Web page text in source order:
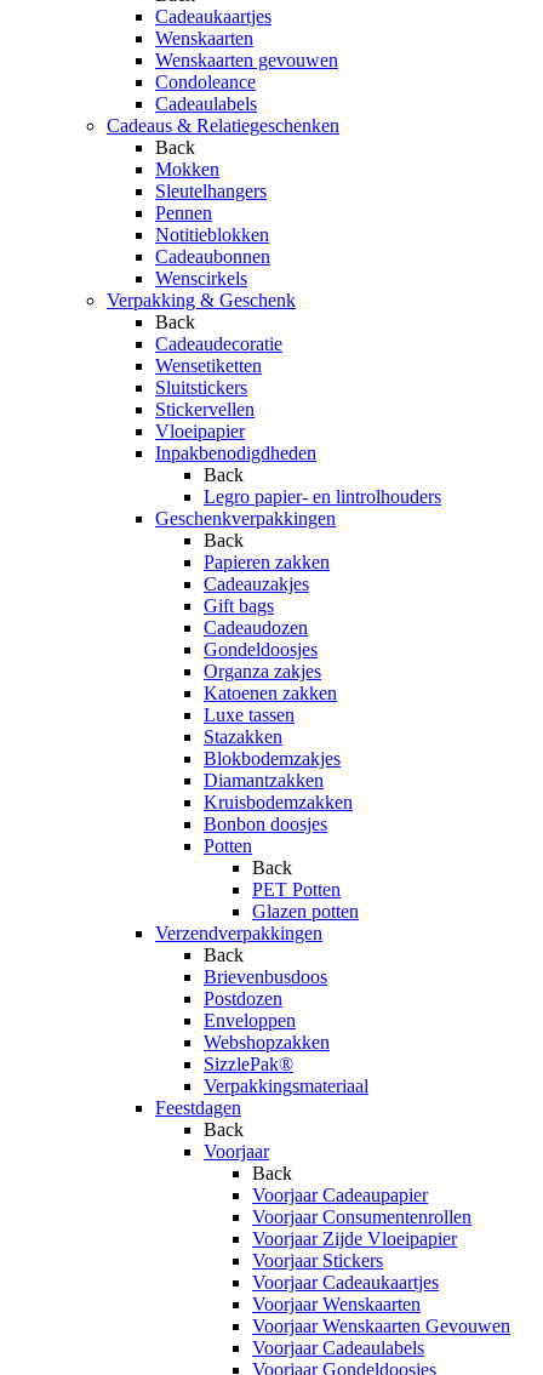
Cadeaukaartjes
Wenskaarten
Wenskaarten gevouwen
Condoleance
Cadeaulabels
Cadeaus & Relatiegeschenken
Back
Mokken
Sleutelhangers
Pennen
Notitieblokken
Cadeaubonnen
Wenscirkels
Verpakking & Geschenk
Back
Cadeaudecoratie
Wensetiketten
Sluitstickers
Stickervellen
Vloeipapier
Inpakbenodigdheden
Back
Legro papier- en lintrolhouders
Geschenkverpakkingen
Back
Papieren zakken
Cadeauzakjes
Gift bags
Cadeaudozen
Gondeldoosjes
Organza zakjes
Katoenen zakken
Luxe tassen
Stazakken
Blokbodemzakjes
Diamantzakken
Kruisbodemzakken
Bonbon doosjes
Potten
Back
PET Potten
Glazen potten
Verzendverpakkingen
Back
Brievenbusdoos
Postdozen
Enveloppen
Webshopzakken
SizzlePak®
Verpakkingsmateriaal
Feestdagen
Back
Voorjaar
Back
Voorjaar Cadeaupapier
Voorjaar Consumentenrollen
Voorjaar Zijde Vloeipapier
Voorjaar Stickers
Voorjaar Cadeaukaartjes
Voorjaar Wenskaarten
Voorjaar Wenskaarten Gevouwen
Voorjaar Cadeaulabels
Voorjaar Gondeldoosjes